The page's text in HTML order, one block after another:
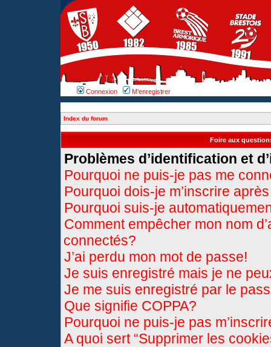
Connexion M’enregistrer
Index du forum
Foire aux
Problèmes d’identification et
Pourquoi ne puis-je pas me
Pourquoi dois-je m’inscrire
Pourquoi suis-je
Comment empêcher mon nom
connectés?
J’ai perdu mon mot de passe!
Je suis enregistré mais je ne
Je me suis enregistré par le
Que signifie COPPA?
Pourquoi ne puis-je pas
A quoi sert “Supprimer les